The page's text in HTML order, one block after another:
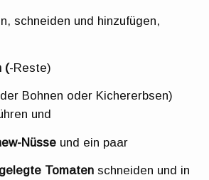
schneiden und hinzufügen,
(-Reste)
Bohnen oder Kichererbsen)
und
Nüsse und ein paar
Tomaten schneiden und in